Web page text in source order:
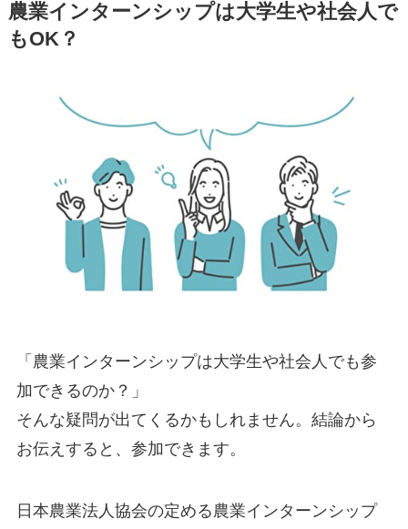
農業インターンシップは大学生や社会人で
もOK？
「農業インターンシップは大学生や社会人でも参
加できるのか？」
そんな疑問が出てくるかもしれません。結論から
お伝えすると、 参加できます。
日本農業法人協会の定める農業インターンシップ